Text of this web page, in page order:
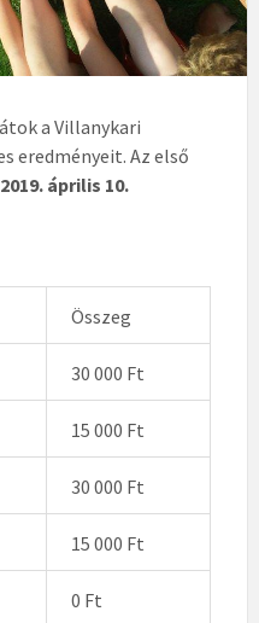
a Villanykari
eredményeit. Az első
2019. április 10.
Összeg
30 000 Ft
15 000 Ft
30 000 Ft
15 000 Ft
0 Ft